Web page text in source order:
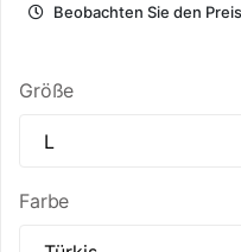
Beobachten Sie den Preis
Größe
Farbe